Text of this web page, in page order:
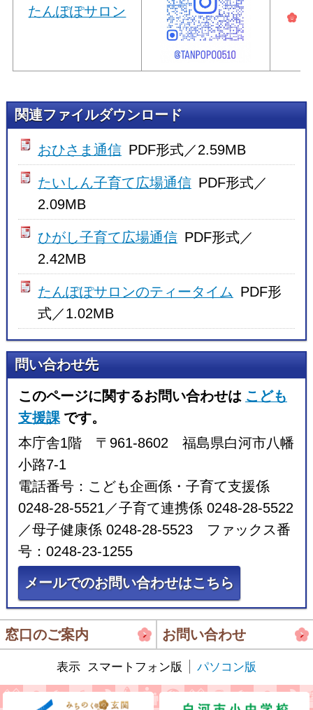
たんぽぽサロン
関連ファイルダウンロード
おひさま通信 PDF形式／2.59MB
たいしん子育て広場通信 PDF形式／
2.09MB
ひがし子育て広場通信 PDF形式／
2.42MB
たんぽぽサロンのティータイム PDF形
式／1.02MB
問い合わせ先
このページに関するお問い合わせは こども
支援課 です。
本庁舎1階 〒961-8602 福島県白河市八幡
小路7-1
電話番号：こども企画係・子育て支援係
0248-28-5521／子育て連携係 0248-28-5522
／母子健康係 0248-28-5523 ファックス番
号：0248-23-1255
メールでのお問い合わせはこちら
窓口のご案内 お問い合わせ
表示 スマートフォン版 パソコン版